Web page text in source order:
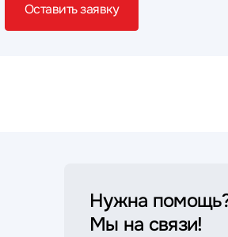
Оставить заявку
Нужна
Мы на связи!